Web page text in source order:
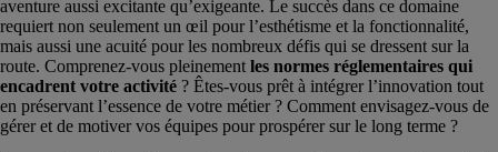
aventure aussi excitante qu’exigeante. Le succès dans ce domaine
requiert non seulement un œil pour l’esthétisme et la fonctionnalité,
mais aussi une acuité pour les nombreux défis qui se dressent sur la
route. Comprenez-vous pleinement les normes réglementaires qui
encadrent votre activité ? Êtes-vous prêt à intégrer l’innovation tout
en préservant l’essence de votre métier ? Comment envisagez-vous de
gérer et de motiver vos équipes pour prospérer sur le long terme ?